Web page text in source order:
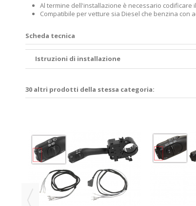
Al termine dell'installazione è necessario codificare
Compatibile per vetture sia Diesel che benzina con
Scheda tecnica
Istruzioni di installazione
30 altri prodotti della stessa categoria: